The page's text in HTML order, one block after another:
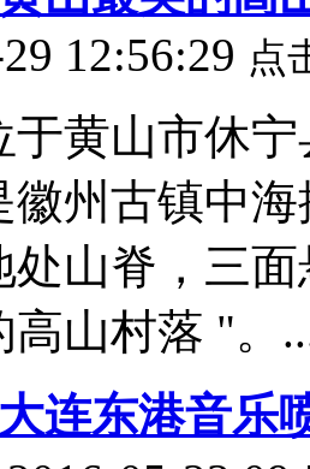
12:56:29 点
于黄山市休
徽州古镇中
处山脊，三
高山村落 "。
大连东港音乐